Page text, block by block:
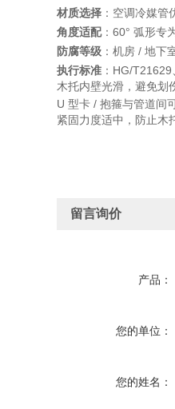
材质选择 ：空调冷媒管
角度适配：60° 弧形专
防腐等级 ：机房 / 地下
执行标准 ：HG/
木托内壁光滑，避免划
U 型卡 / 抱箍与管道间
紧固力度适中，防止木
留言询价
产品：
您的单位：
您的姓名：